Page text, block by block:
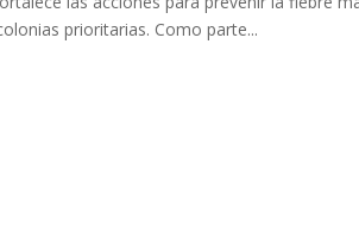
prioritarias. Como parte...